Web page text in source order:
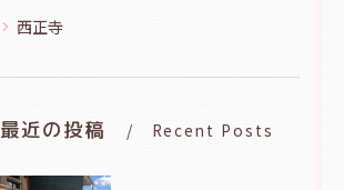
西正寺
最近の投稿 Recent Posts